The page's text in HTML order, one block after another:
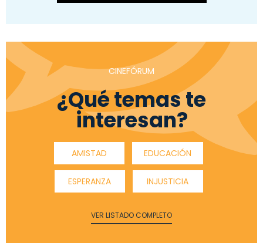
CINEFÓRUM
¿Qué temas te
interesan?
AMISTAD EDUCACIÓN
ESPERANZA INJUSTICIA
VER LISTADO COMPLETO